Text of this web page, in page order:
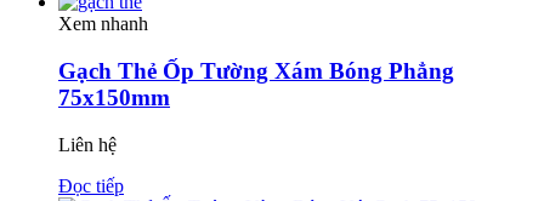
Xem nhanh
Gạch Thẻ Ốp Tường Xám Bóng Phẳng
75x150mm
Liên hệ
Đọc tiếp